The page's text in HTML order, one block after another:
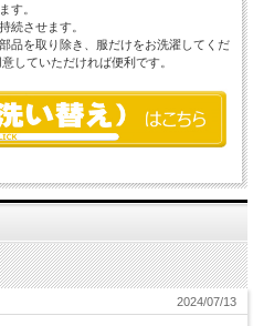
す。
続させます。
品を取り除き、服だけをお洗濯してくだ
していただければ便利です。
2024/07/13